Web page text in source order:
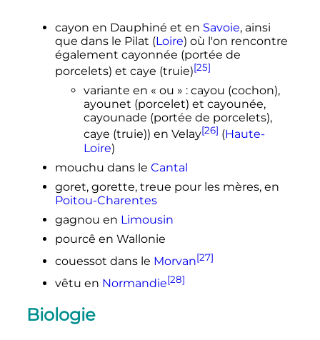
cayon en Dauphiné et en Savoie, ainsi
que dans le Pilat (Loire) où l'on rencontre
également cayonnée (portée de
porcelets) et caye (truie)[25]
variante en « ou » : cayou (cochon),
ayounet (porcelet) et cayounée,
cayounade (portée de porcelets),
caye (truie)) en Velay[26] (Haute-
Loire)
mouchu dans le Cantal
goret, gorette, treue pour les mères, en
Poitou-Charentes
gagnou en Limousin
pourcê en Wallonie
couessot dans le Morvan[27]
vêtu en Normandie[28]
Biologie